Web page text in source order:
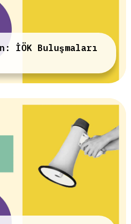
İÖK Buluşmaları